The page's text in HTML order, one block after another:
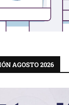
AGOSTO 2026